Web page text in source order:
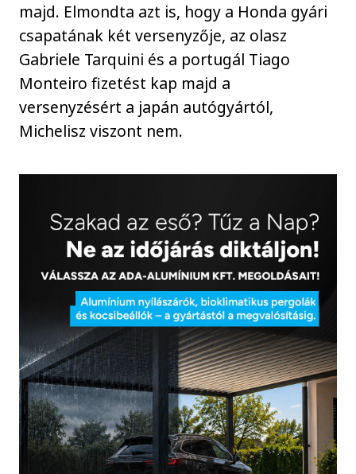
majd. Elmondta azt is, hogy a Honda gyári
csapatának két versenyzője, az olasz
Gabriele Tarquini és a portugál Tiago
Monteiro fizetést kap majd a
versenyzésért a japán autógyártól,
Michelisz viszont nem.